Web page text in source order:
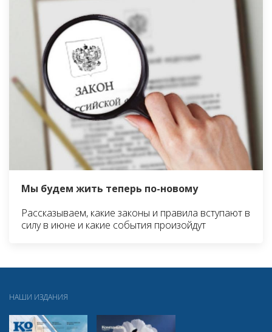
Мы будем жить теперь по-новому
Рассказываем, какие законы и правила вступают в
силу в июне и какие события произойдут
НАШИ ИЗДАНИЯ